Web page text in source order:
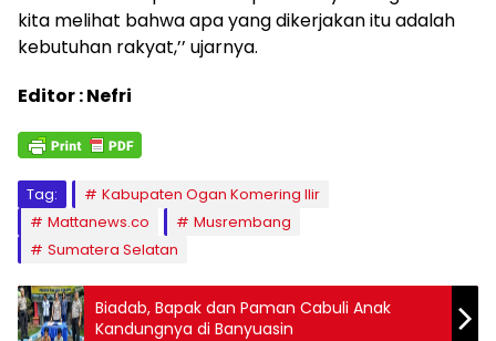
kita melihat bahwa apa yang dikerjakan itu adalah
kebutuhan rakyat,’’ ujarnya.
Editor : Nefri
Tag:
Kabupaten Ogan Komering Ilir
Mattanews.co
Musrembang
Sumatera Selatan
Biadab, Bapak dan Paman Cabuli Anak
Kandungnya di Banyuasin